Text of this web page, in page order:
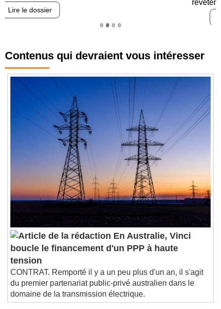
Contenus qui devraient vous intéresser
En Australie, Vinci
boucle le financement d'un PPP à haute
tension
CONTRAT. Remporté il y a un peu plus d'un an, il s'agit
du premier partenariat public-privé australien dans le
domaine de la transmission électrique.